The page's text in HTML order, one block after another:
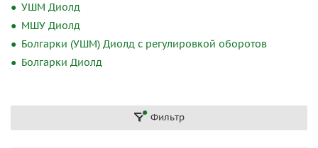
УШМ Диолд
МШУ Диолд
Болгарки (УШМ) Диолд с регулировкой оборотов
Болгарки Диолд
Фильтр